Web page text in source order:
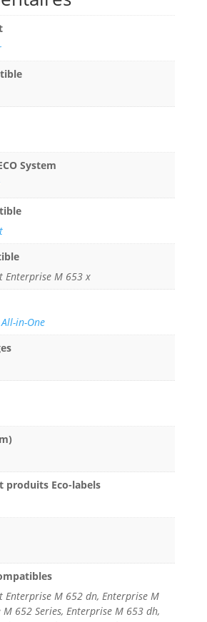
System
Enterprise M 653 x
in-One
produits Eco-labels
Enterprise M 652 dn, Enterprise M
652 Series, Enterprise M 653 dh,